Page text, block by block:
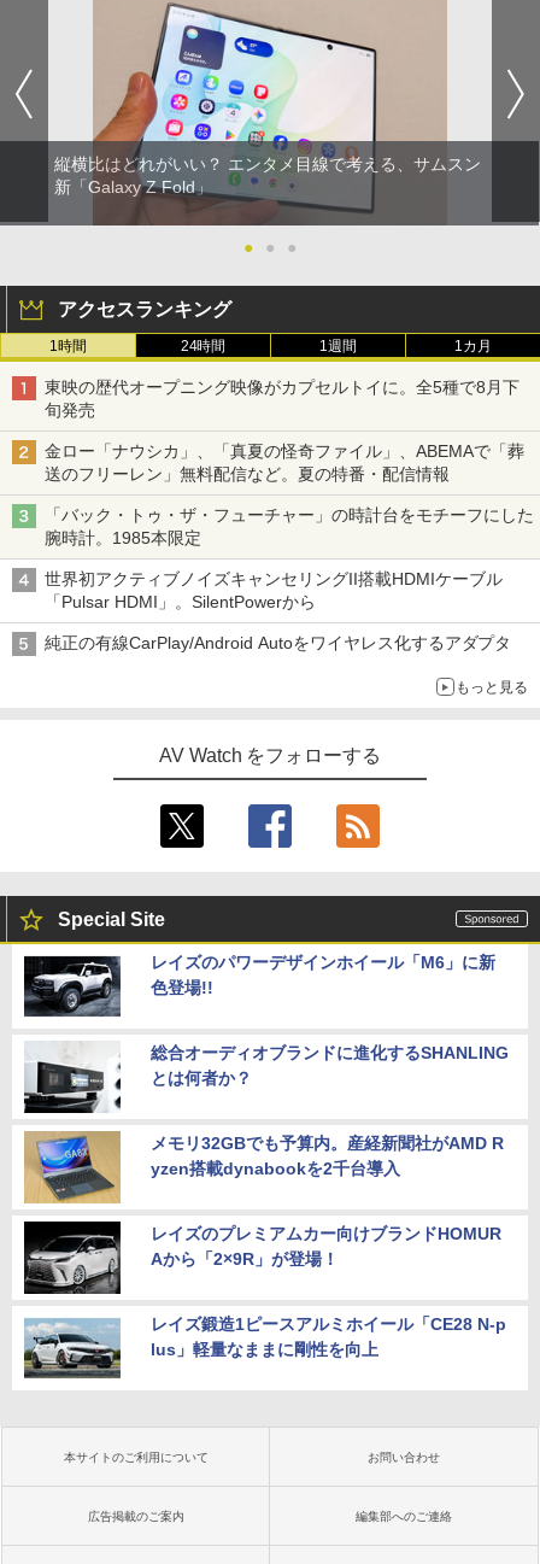
縦横比はどれがいい？ エンタメ目線で考える、サムスン
新「Galaxy Z Fold」
● ● ●
アクセスランキング
1時間 24時間 1週間 1カ月
東映の歴代オープニング映像がカプセルトイに。全5種で8月下
旬発売
金ロー「ナウシカ」、「真夏の怪奇ファイル」、ABEMAで「葬
送のフリーレン」無料配信など。夏の特番・配信情報
「バック・トゥ・ザ・フューチャー」の時計台をモチーフにした
腕時計。1985本限定
世界初アクティブノイズキャンセリングII搭載HDMIケーブル
「Pulsar HDMI」。SilentPowerから
純正の有線CarPlay/Android Autoをワイヤレス化するアダプタ
もっと見る
AV Watch をフォローする
Special Site
レイズのパワーデザインホイール「M6」に新
色登場!!
総合オーディオブランドに進化するSHANLING
とは何者か？
メモリ32GBでも予算内。産経新聞社がAMD R
yzen搭載dynabookを2千台導入
レイズのプレミアムカー向けブランドHOMUR
Aから「2×9R」が登場！
レイズ鍛造1ピースアルミホイール「CE28 N-p
lus」軽量なままに剛性を向上
本サイトのご利用について お問い合わせ
広告掲載のご案内 編集部へのご連絡